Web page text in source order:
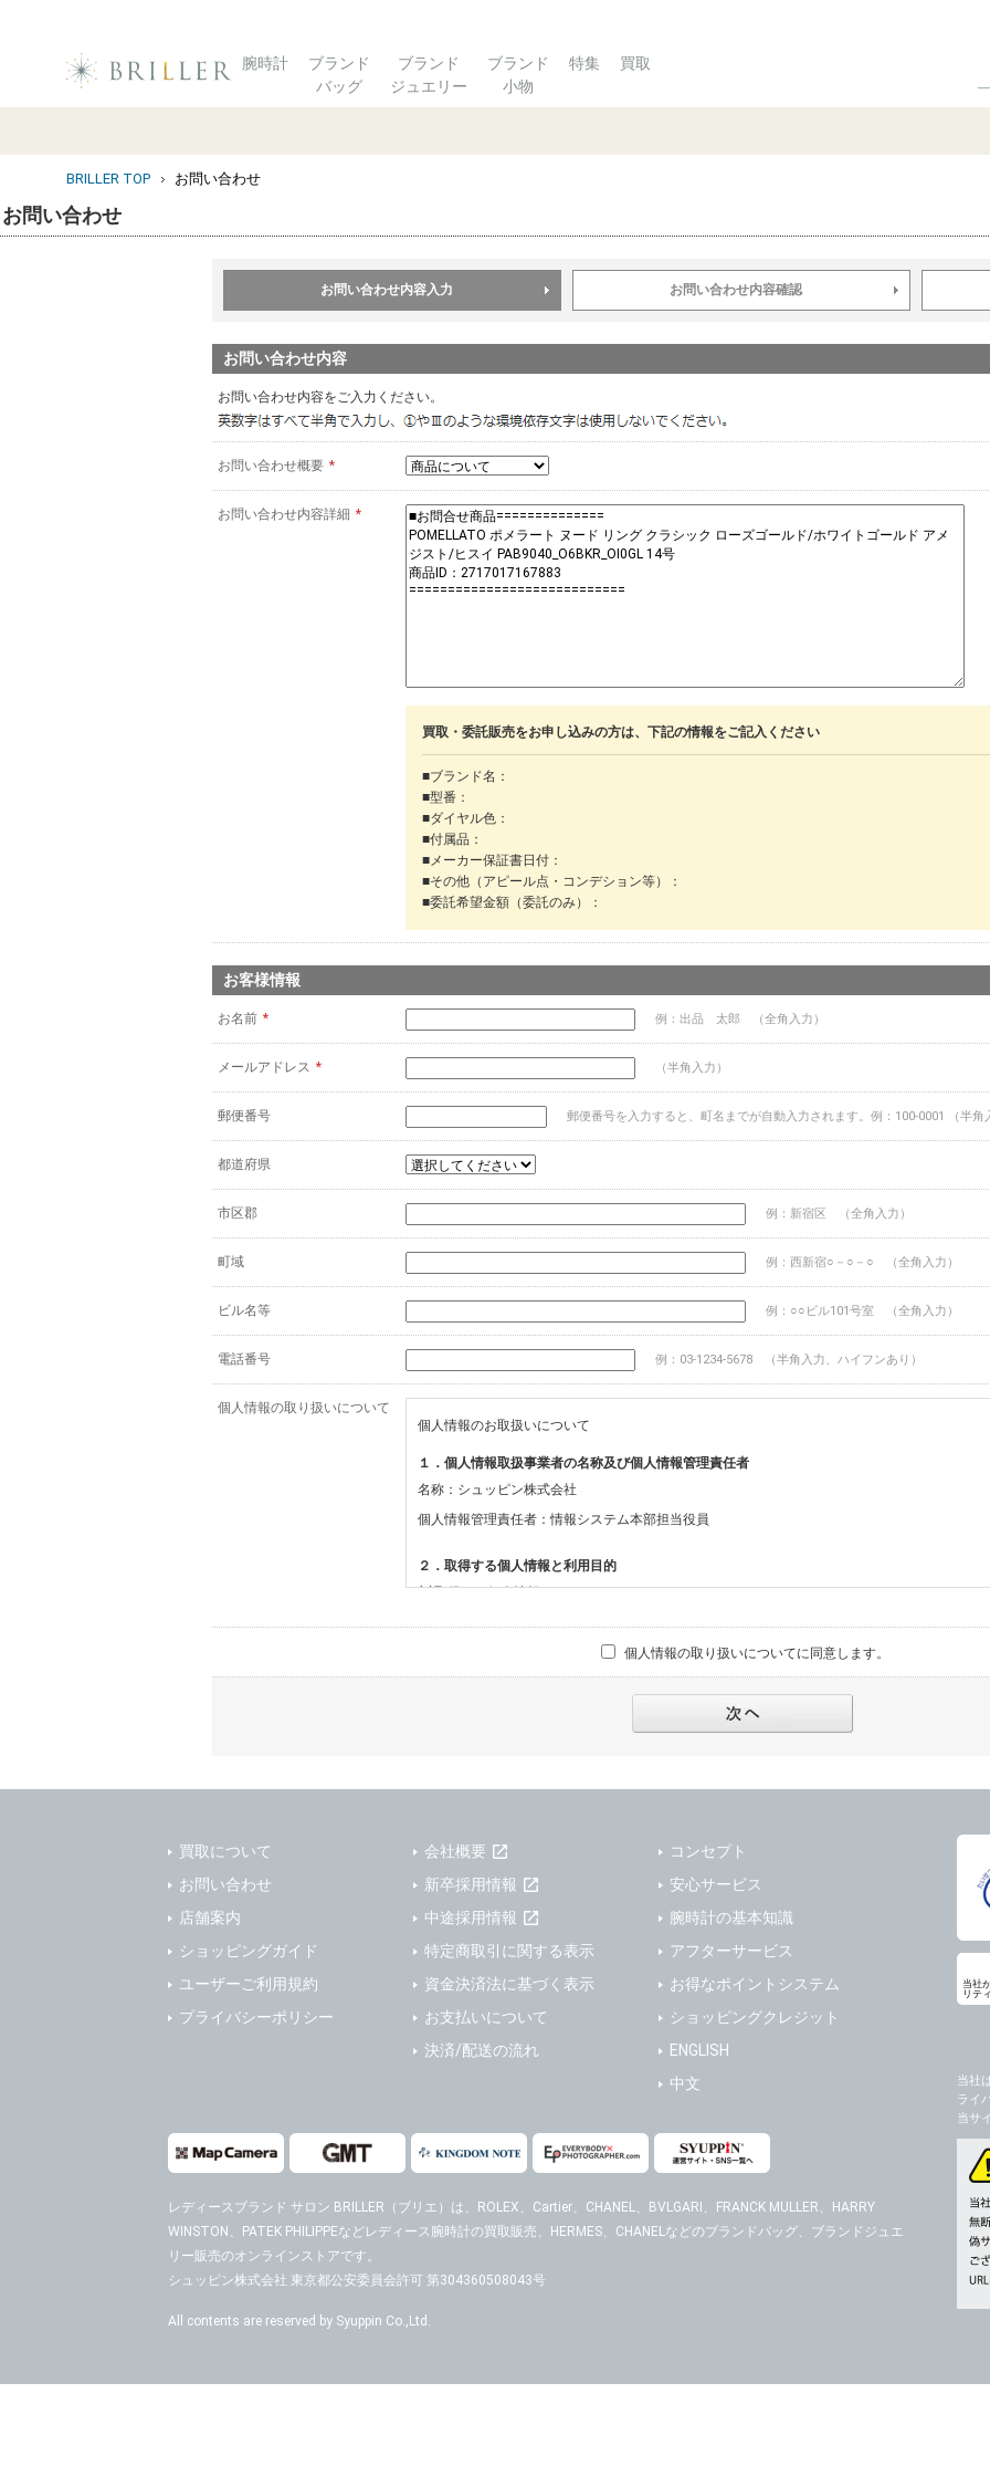
腕時計
ブランド
バッグ
ブランド
ジュエリー
ブランド
小物
特集 買取
BRILLER TOP お問い合わせ
お問い合わせ
お問い合わせ内容入力 お問い合わせ内容確認
お問い合わせ内容
お問い合わせ内容をご入力ください。
お問い合わせ概要 *
お問い合わせ内容詳細 *
買取・委託販売をお申し込みの方は、下記の情報をご記入ください
■ブランド名：
■型番：
■ダイヤル色：
■付属品：
■メーカー保証書日付：
■その他（アピール点・コンデション等）：
■委託希望金額（委託のみ）：
お客様情報
お名前 * 例：出品 太郎 （全角入力）
メールアドレス * （半角入力）
郵便番号 郵便番号を入力すると、町名までが自動入力されます。例：100-0001 （半角
都道府県
市区郡 例：新宿区 （全角入力）
町域 例：西新宿○－○－○ （全角入力）
ビル名等 例：○○ビル101号室 （全角入力）
電話番号 例：03-1234-5678 （半角入力、ハイフンあり）
個人情報の取り扱いについて
個人情報のお取扱いについて
１．個人情報取扱事業者の名称及び個人情報管理責任者
名称：シュッピン株式会社
個人情報管理責任者：情報システム本部担当役員
２．取得する個人情報と利用目的
(1)取得する個人情報
・お問合せへの対応のため
(3)ご本人または公衆の生命、身体又は財産の保護のために必要がある場合であって、本人の同
(4)国の機関若しくは地方公共団体又はその委託を受けた者が法令の定める事務を遂行すること
本人の同意を得ることにより当該事務の遂行に支障を及ぼすおそれがあるとき。
(5)業務を円滑に進めるために、外部業者に個人データの一部又は全部の処理を委託する場合（
４．ご提供の任意性
当社への個人情報の提供はお客様の任意ですが、必要な個人情報をご提供いただけない場合、
ますのでご了承下さい。
当社ホームページでは、利用者が当社ホームページに再訪問される際、より便利に当社ホーム
キーを使用する場合があります。
また利用者の統計的分析のため、または掲載された広告にクッキーを使用する場合があります。
６．個人情報に関するお問合せ対応
(1)当社は、当社の保有する個人データに関し、ご本人から利用目的の通知，開示，内容の訂正
者への提供の停止の請求などがあれば、ご本人の確認をさせていただいた上で、速やかに対応
※個人情報の開示請求には手数料として800円(税別)をご本人様にご負担いただいております。
があります。
個人情報の取り扱いについてに同意します。
買取について
お問い合わせ
店舗案内
ショッピングガイド
ユーザーご利用規約
プライバシーポリシー
会社概要
新卒採用情報
中途採用情報
特定商取引に関する表示
資金決済法に基づく表示
お支払いについて
決済/配送の流れ
コンセプト
安心サービス
腕時計の基本知識
アフターサービス
お得なポイントシステム
ショッピングクレジット
ENGLISH
中文
レディースブランド サロン BRILLER（ブリエ） は、ROLEX、Cartier、CHANEL、BVLGARI、FRANCK MULLER、HARRY
WINSTON、PATEK PHILIPPEなどレディース腕時計の買取販売、HERMES、CHANELなどのブランドバッグ、ブランドジュエ
リー販売のオンラインストアです。
シュッピン株式会社 東京都公安委員会許可 第304360508043号
All contents are reserved by Syuppin Co.,Ltd.
当社
リテ
当社
ライ
当サ